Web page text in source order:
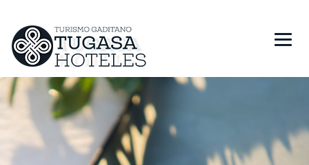
HOTELES
RESTAURANTES